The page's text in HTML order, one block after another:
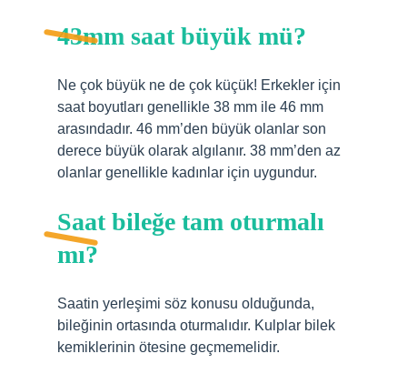
43mm saat büyük mü?
Ne çok büyük ne de çok küçük! Erkekler için
saat boyutları genellikle 38 mm ile 46 mm
arasındadır. 46 mm’den büyük olanlar son
derece büyük olarak algılanır. 38 mm’den az
olanlar genellikle kadınlar için uygundur.
Saat bileğe tam oturmalı
mı?
Saatin yerleşimi söz konusu olduğunda,
bileğinin ortasında oturmalıdır. Kulplar bilek
kemiklerinin ötesine geçmemelidir.